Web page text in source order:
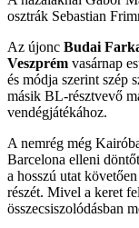
osztrák Sebastian
Az újonc Budai
Veszprém vasárnap
és módja szerint szép
másik BL-résztvevő
vendégjátékához.
A nemrég még
Barcelona elleni
a hosszú utat
részét. Mivel a keret
összecsiszolódásban